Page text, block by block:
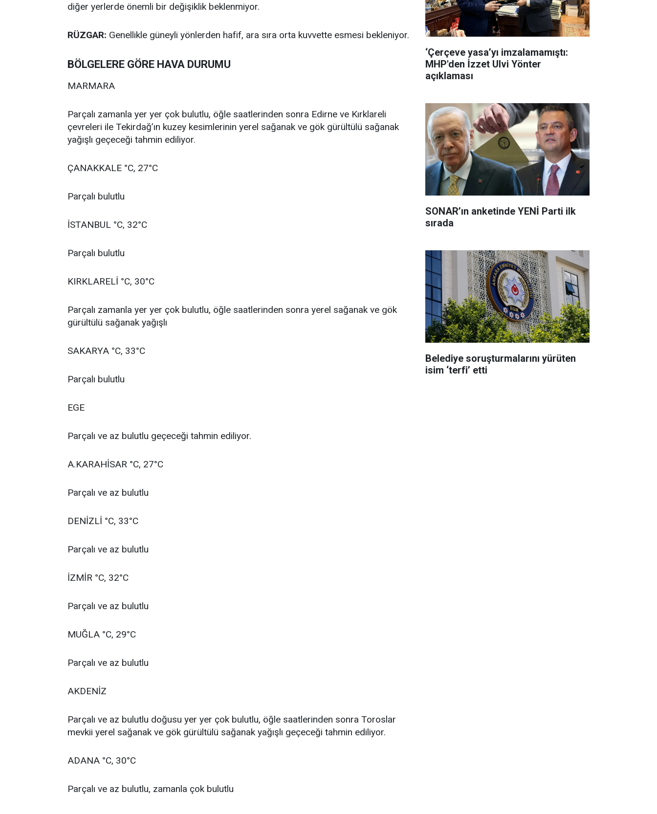
diğer yerlerde önemli bir değişiklik beklenmiyor.
RÜZGAR: Genellikle güneyli yönlerden hafif, ara sıra orta kuvvette esmesi bekleniyor.
BÖLGELERE GÖRE HAVA DURUMU
MARMARA
Parçalı zamanla yer yer çok bulutlu, öğle saatlerinden sonra Edirne ve Kırklareli
çevreleri ile Tekirdağ’ın kuzey kesimlerinin yerel sağanak ve gök gürültülü sağanak
yağışlı geçeceği tahmin ediliyor.
ÇANAKKALE °C, 27°C
Parçalı bulutlu
İSTANBUL °C, 32°C
Parçalı bulutlu
KIRKLARELİ °C, 30°C
Parçalı zamanla yer yer çok bulutlu, öğle saatlerinden sonra yerel sağanak ve gök
gürültülü sağanak yağışlı
SAKARYA °C, 33°C
Parçalı bulutlu
EGE
Parçalı ve az bulutlu geçeceği tahmin ediliyor.
A.KARAHİSAR °C, 27°C
Parçalı ve az bulutlu
DENİZLİ °C, 33°C
Parçalı ve az bulutlu
İZMİR °C, 32°C
Parçalı ve az bulutlu
MUĞLA °C, 29°C
Parçalı ve az bulutlu
AKDENİZ
Parçalı ve az bulutlu doğusu yer yer çok bulutlu, öğle saatlerinden sonra Toroslar
mevkii yerel sağanak ve gök gürültülü sağanak yağışlı geçeceği tahmin ediliyor.
ADANA °C, 30°C
Parçalı ve az bulutlu, zamanla çok bulutlu
‘Çerçeve yasa’yı imzalamamıştı:
MHP'den İzzet Ulvi Yönter
açıklaması
SONAR’ın anketinde YENİ Parti ilk
sırada
Belediye soruşturmalarını yürüten
isim ‘terfi’ etti